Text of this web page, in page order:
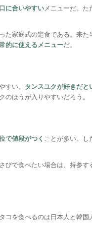
に合いやすいメニューだ。
た家庭式の定食である。来
的に使えるメニューだ。
すい。 タンスユクが好きだと
ほうが入りやすいだろう。
で値段がつく ことが多い。し
びで食べたい場合は、持参
コを食べるのは日本人と韓